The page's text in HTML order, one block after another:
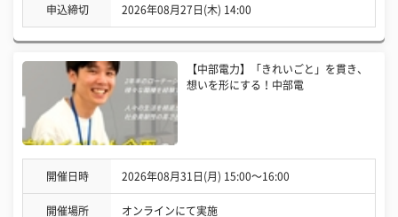
申込締切 2026年08月27日(木) 14:00
【中部電力】「きれいごと」を貫き、
想いを形にする！中部電
開催日時 2026年08月31日(月) 15:00〜16:00
開催場所 オンラインにて実施